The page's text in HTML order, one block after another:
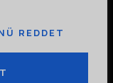
REDDET